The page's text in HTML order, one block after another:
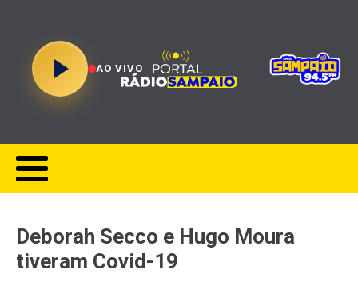
AO VIVO
Deborah Secco e Hugo Moura
tiveram Covid-19